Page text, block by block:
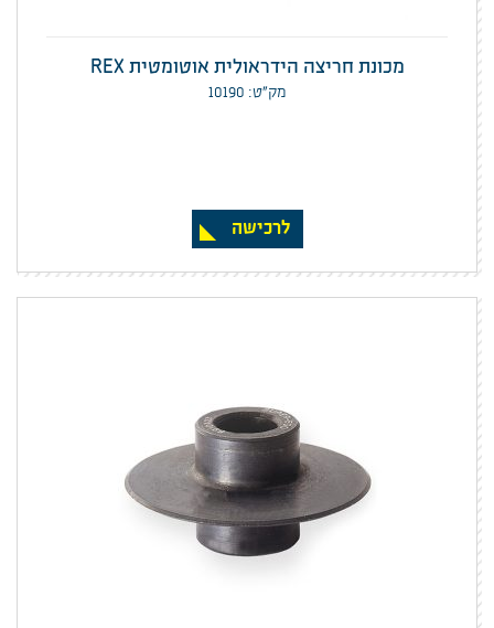
מכונת חריצה הידראולית אוטומטית REX
מק”ט: 10190
לרכישה